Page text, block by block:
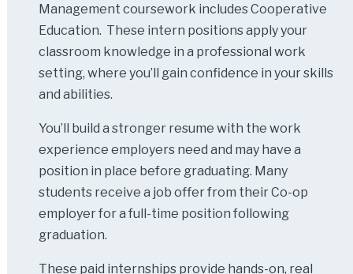
Management coursework includes Cooperative
Education. These intern positions apply your
classroom knowledge in a professional work
setting, where you’ll gain confidence in your skills
and abilities.
You’ll build a stronger resume with the work
experience employers need and may have a
position in place before graduating. Many
students receive a job offer from their Co-op
employer for a full-time position following
graduation.
These paid internships provide hands-on, real